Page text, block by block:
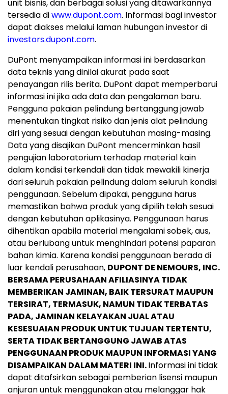
unit bisnis, dan berbagai solusi yang ditawarkannya
tersedia diwww.dupont.com. Informasi bagi investor
dapat diakses melalui laman hubungan investor di
investors.dupont.com.
DuPont menyampaikan informasi ini berdasarkan
data teknis yang dinilai akurat pada saat
penayangan rilis berita. DuPont dapat memperbarui
informasi ini jika ada data dan pengalaman baru.
Pengguna pakaian pelindung bertanggung jawab
menentukan tingkat risiko dan jenis alat pelindung
diri yang sesuai dengan kebutuhan masing-masing.
Data yang disajikan DuPont mencerminkan hasil
pengujian laboratorium terhadap material kain
dalam kondisi terkendali dan tidak mewakili kinerja
dari seluruh pakaian pelindung dalam seluruh kondisi
penggunaan. Sebelum dipakai, pengguna harus
memastikan bahwa produk yang dipilih telah sesuai
dengan kebutuhan aplikasinya. Penggunaan harus
dihentikan apabila material mengalami sobek, aus,
atau berlubang untuk menghindari potensi paparan
bahan kimia. Karena kondisi penggunaan berada di
luar kendali perusahaan, DUPONT DE NEMOURS, INC.
BERSAMA PERUSAHAAN AFILIASINYA TIDAK
MEMBERIKAN JAMINAN, BAIK TERSURAT MAUPUN
TERSIRAT, TERMASUK, NAMUN TIDAK TERBATAS
PADA, JAMINAN KELAYAKAN JUAL ATAU
KESESUAIAN PRODUK UNTUK TUJUAN TERTENTU,
SERTA TIDAK BERTANGGUNG JAWAB ATAS
PENGGUNAAN PRODUK MAUPUN INFORMASI YANG
DISAMPAIKAN DALAM MATERI INI.Informasi ini tidak
dapat ditafsirkan sebagai pemberian lisensi maupun
anjuran untuk menggunakan atau melanggar hak